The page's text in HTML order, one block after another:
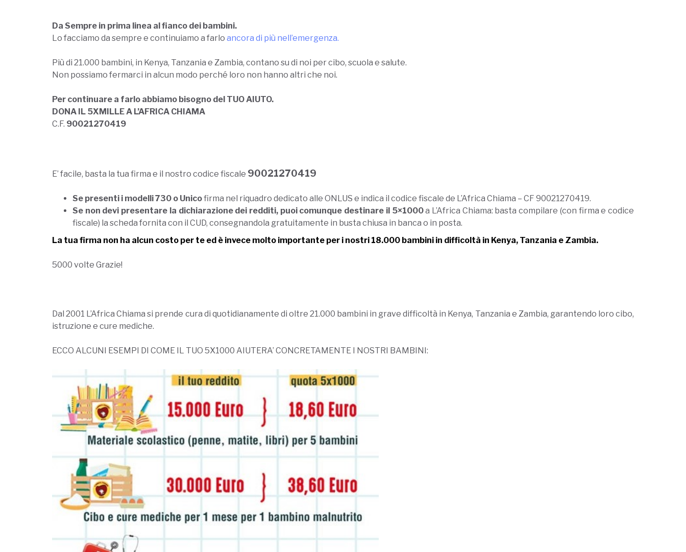
Da Sempre in prima linea al fianco dei bambini.
Lo facciamo da sempre e continuiamo a farlo ancora di più nell’emergenza.
Più di 21.000 bambini, in Kenya, Tanzania e Zambia, contano su di noi per cibo, scuola e salute.
Non possiamo fermarci in alcun modo perché loro non hanno altri che noi.
Per continuare a farlo abbiamo bisogno del TUO AIUTO.
DONA IL 5XMILLE A L’AFRICA CHIAMA
C.F. 90021270419
E’ facile, basta la tua firma e il nostro codice fiscale 90021270419
Se presenti i modelli 730 o Unicofirma nel riquadro dedicato alle ONLUS e indica il codice fiscale de L’Africa Chiama – CF 90021270419.
Se non devi presentare la dichiarazione dei redditi, puoi comunque destinare il 5×1000a L’Africa Chiama: basta compilare (con firma e codice
fiscale) la scheda fornita con il CUD, consegnandola gratuitamente in busta chiusa in banca o in posta.
La tua firma non ha alcun costo per te ed è invece molto importante per i nostri 18.000 bambini in difficoltà in Kenya, Tanzania e Zambia.
5000 volte Grazie!
Dal 2001 L’Africa Chiama si prende cura di quotidianamente di oltre 21.000 bambini in grave difficoltà in Kenya, Tanzania e Zambia, garantendo loro cibo,
istruzione e cure mediche.
ECCO ALCUNI ESEMPI DI COME IL TUO 5X1000 AIUTERA’ CONCRETAMENTE I NOSTRI BAMBINI: